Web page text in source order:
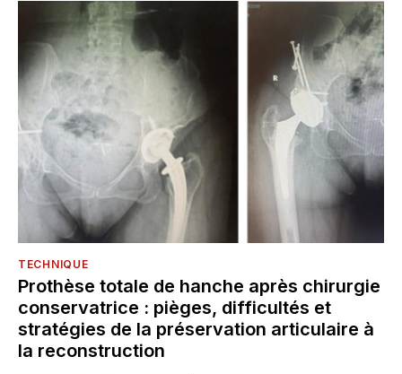
TECHNIQUE
Prothèse totale de hanche après chirurgie
conservatrice : pièges, difficultés et
stratégies de la préservation articulaire à
la reconstruction